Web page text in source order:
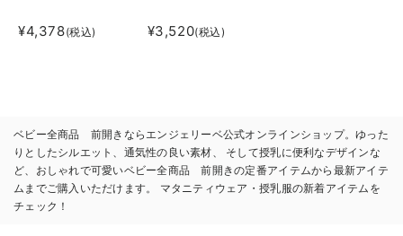
¥4,378(税込) ¥3,520(税込)
ベビー全商品 前開きならエンジェリーベ公式オンラインショップ。ゆった
りとしたシルエット、通気性の良い素材、 そして授乳に便利なデザインな
ど、おしゃれで可愛いベビー全商品 前開きの定番アイテムから最新アイテ
ムまでご購入いただけます。 マタニティウェア・授乳服の新着アイテムを
チェック！